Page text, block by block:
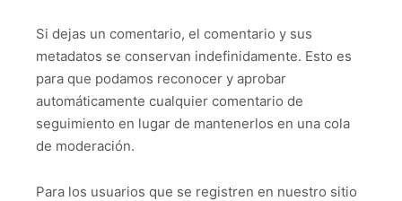
Si dejas un comentario, el comentario y sus
metadatos se conservan indefinidamente. Esto es
para que podamos reconocer y aprobar
automáticamente cualquier comentario de
seguimiento en lugar de mantenerlos en una cola
de moderación.
Para los usuarios que se registren en nuestro sitio